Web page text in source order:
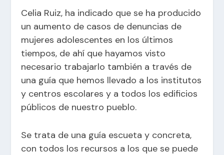
Celia Ruiz, ha indicado que se ha producido
un aumento de casos de denuncias de
mujeres adolescentes en los últimos
tiempos, de ahí que hayamos visto
necesario trabajarlo también a través de
una guía que hemos llevado a los institutos
y centros escolares y a todos los edificios
públicos de nuestro pueblo.
Se trata de una guía escueta y concreta,
con todos los recursos a los que se puede